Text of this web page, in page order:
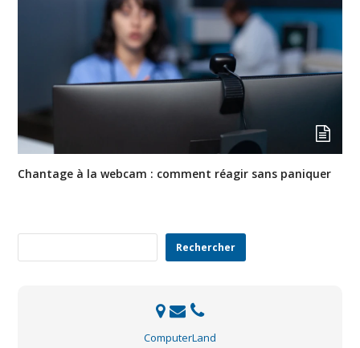
Chantage à la webcam : comment réagir sans paniquer
Rechercher
ComputerLand